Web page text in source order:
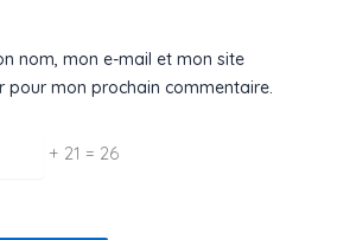
nom, mon e-mail et mon site
pour mon prochain commentaire.
+ 21 = 26